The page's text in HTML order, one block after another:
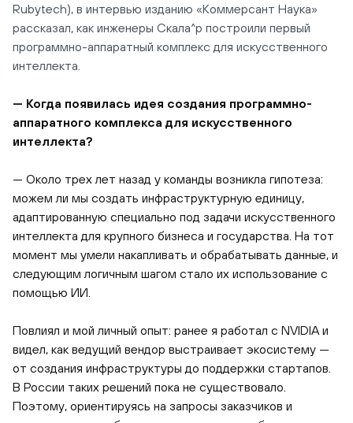
Rubytech), в интервью изданию «Коммерсант Наука»
рассказал, как инженеры Скала^р построили первый
программно-аппаратный комплекс для искусственного
интеллекта.
— Когда появилась идея создания программно-
аппаратного комплекса для искусственного
интеллекта?
— Около трех лет назад у команды возникла гипотеза:
можем ли мы создать инфраструктурную единицу,
адаптированную специально под задачи искусственного
интеллекта для крупного бизнеса и государства. На тот
момент мы умели накапливать и обрабатывать данные, и
следующим логичным шагом стало их использование с
помощью ИИ.
Повлиял и мой личный опыт: ранее я работал с NVIDIA и
видел, как ведущий вендор выстраивает экосистему —
от создания инфраструктуры до поддержки стартапов.
В России таких решений пока не существовало.
Поэтому, ориентируясь на запросы заказчиков и